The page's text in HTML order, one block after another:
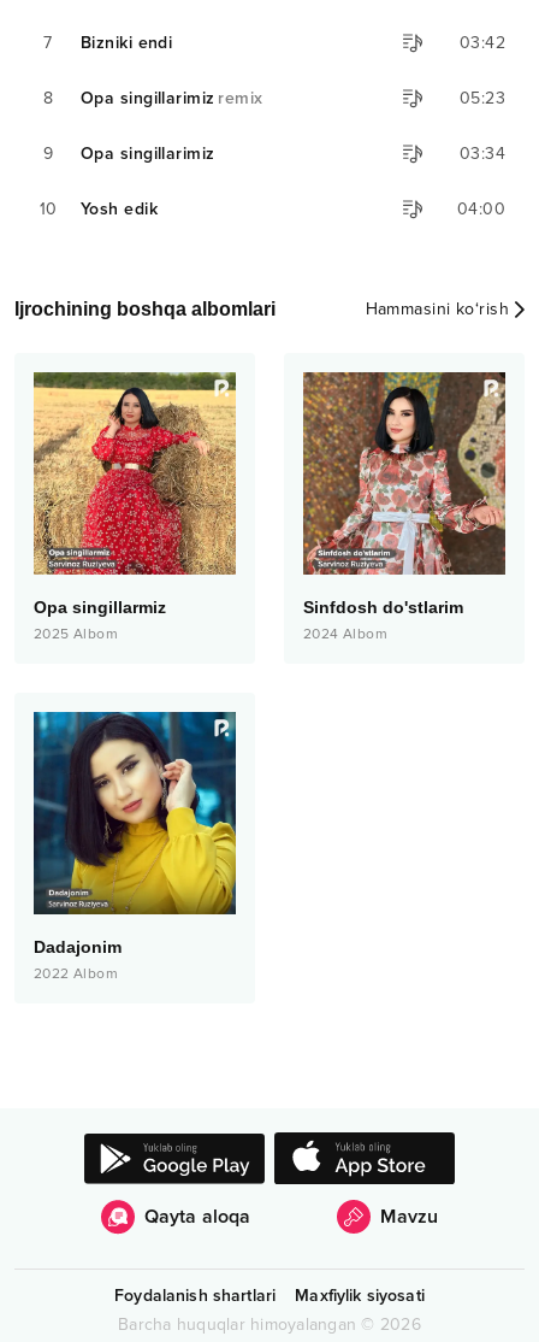
7 Bizniki endi 03:42
8 Opa singillarimiz remix 05:23
9 Opa singillarimiz 03:34
10 Yosh edik 04:00
Ijrochining boshqa albomlari Hammasini ko‘rish
Opa singillarmiz
2025 Albom
Sinfdosh do'stlarim
2024 Albom
Dadajonim
2022 Albom
Qayta aloqa Mavzu
Foydalanish shartlari
Maxfiylik siyosati
Barcha huquqlar himoyalangan © 2026